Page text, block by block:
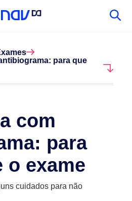
para que
com
para
o exame
cuidados para não